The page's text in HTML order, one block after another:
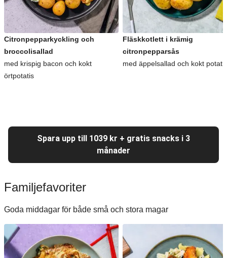
Citronpepparkyckling och
broccolisallad
med krispig bacon och kokt
örtpotatis
Fläskkotlett i krämig
citronpepparsås
med äppelsallad och kokt potatis
Spara upp till 1039 kr + gratis snacks i 3
månader
Familjefavoriter
Goda middagar för både små och stora magar